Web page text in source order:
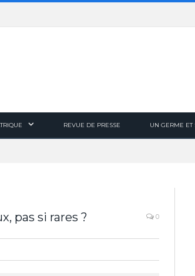
REVUE DE PRESSE UN GERME ET
pas si rares ? 0